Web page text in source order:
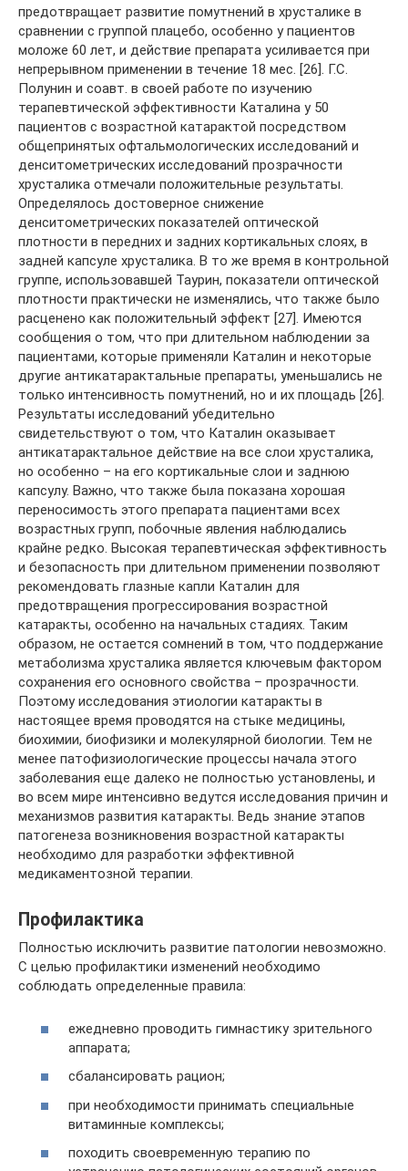
Профилактика
Полностью исключить развитие патологии невозможно.
С целью профилактики изменений необходимо
соблюдать определенные правила:
ежедневно проводить гимнастику зрительного
аппарата;
сбалансировать рацион;
при необходимости принимать специальные
витаминные комплексы;
походить своевременную терапию по